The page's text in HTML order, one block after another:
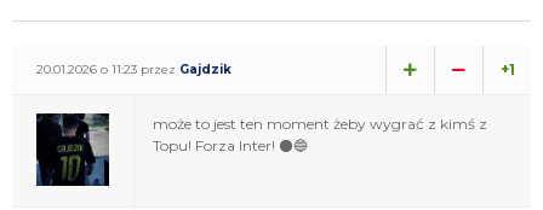
20.01.2026 o 11:23 przez Gajdzik +1
może to jest ten moment żeby wygrać z kimś z
Topu! Forza Inter! ⚫🔵